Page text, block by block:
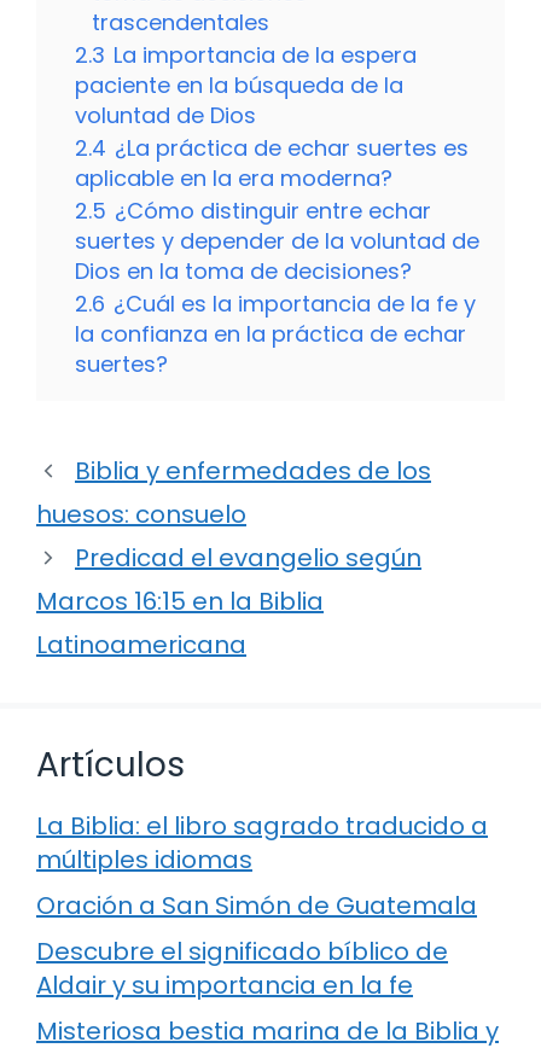
trascendentales
2.3 La importancia de la espera
paciente en la búsqueda de la
voluntad de Dios
2.4 ¿La práctica de echar suertes es
aplicable en la era moderna?
2.5 ¿Cómo distinguir entre echar
suertes y depender de la voluntad de
Dios en la toma de decisiones?
2.6 ¿Cuál es la importancia de la fe y
la confianza en la práctica de echar
suertes?
Biblia y enfermedades de los
huesos: consuelo
Predicad el evangelio según
Marcos 16:15 en la Biblia
Latinoamericana
Artículos
La Biblia: el libro sagrado traducido a
múltiples idiomas
Oración a San Simón de Guatemala
Descubre el significado bíblico de
Aldair y su importancia en la fe
Misteriosa bestia marina de la Biblia y